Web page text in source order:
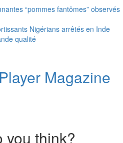
“pommes fantômes” observés
Nigérians arrêtés en Inde
qualité
Magazine
you think?